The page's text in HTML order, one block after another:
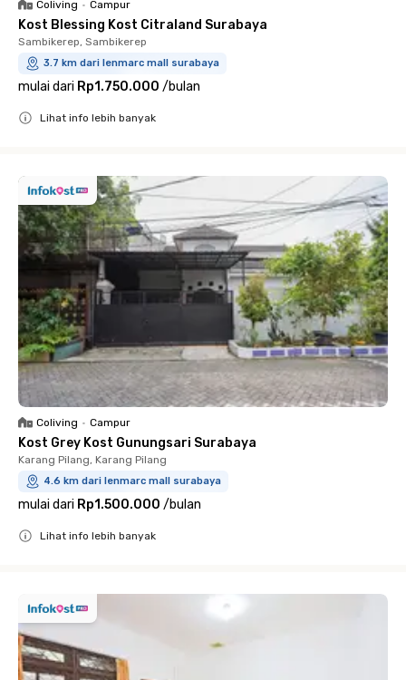
Coliving • Campur
Kost Blessing Kost Citraland Surabaya
Sambikerep, Sambikerep
3.7 km dari lenmarc mall surabaya
mulai dari Rp1.750.000 /bulan
Lihat info lebih banyak
Coliving • Campur
Kost Grey Kost Gunungsari Surabaya
Karang Pilang, Karang Pilang
4.6 km dari lenmarc mall surabaya
mulai dari Rp1.500.000 /bulan
Lihat info lebih banyak